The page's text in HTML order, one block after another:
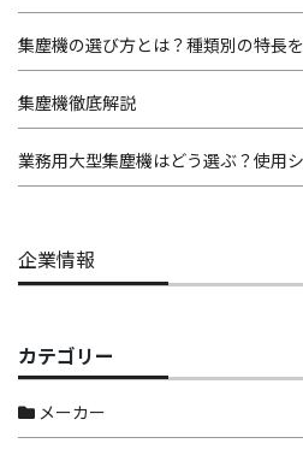
集塵機の選び方とは？種類別の特長
集塵機徹底解説
業務用大型集塵機はどう選ぶ？使用
企業情報
カテゴリー
メーカー